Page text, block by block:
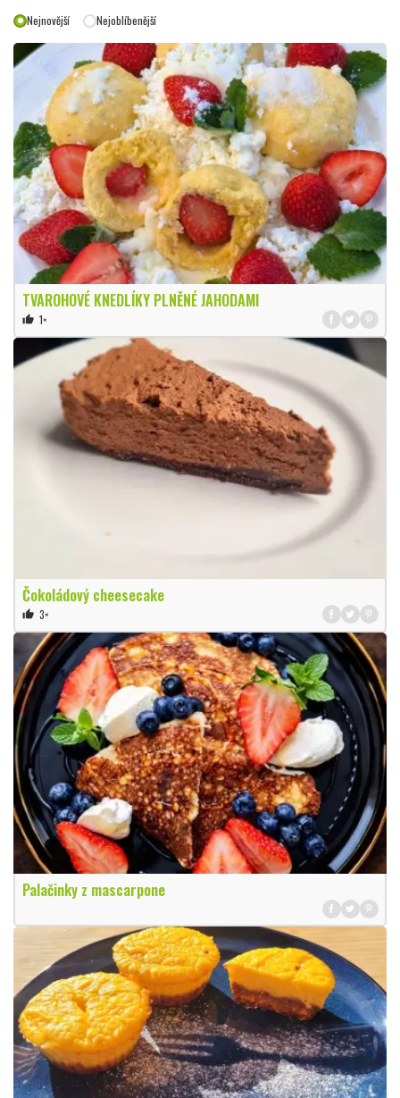
Nejnovější Nejoblíbenější
TVAROHOVÉ KNEDLÍKY PLNĚNÉ JAHODAMI
thumb_up 1×
Čokoládový cheesecake
thumb_up 3×
Palačinky z mascarpone